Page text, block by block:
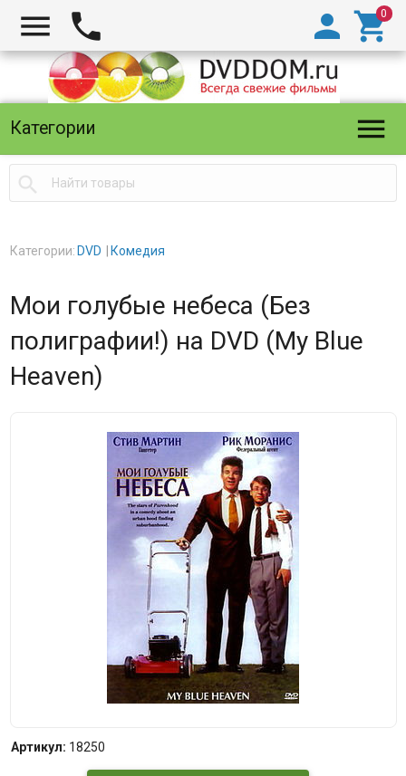
  

Категории 

Категории: DVD Комедия
Мои голубые небеса (Без
полиграфии!) на DVD (My Blue
Heaven)
Артикул: 18250